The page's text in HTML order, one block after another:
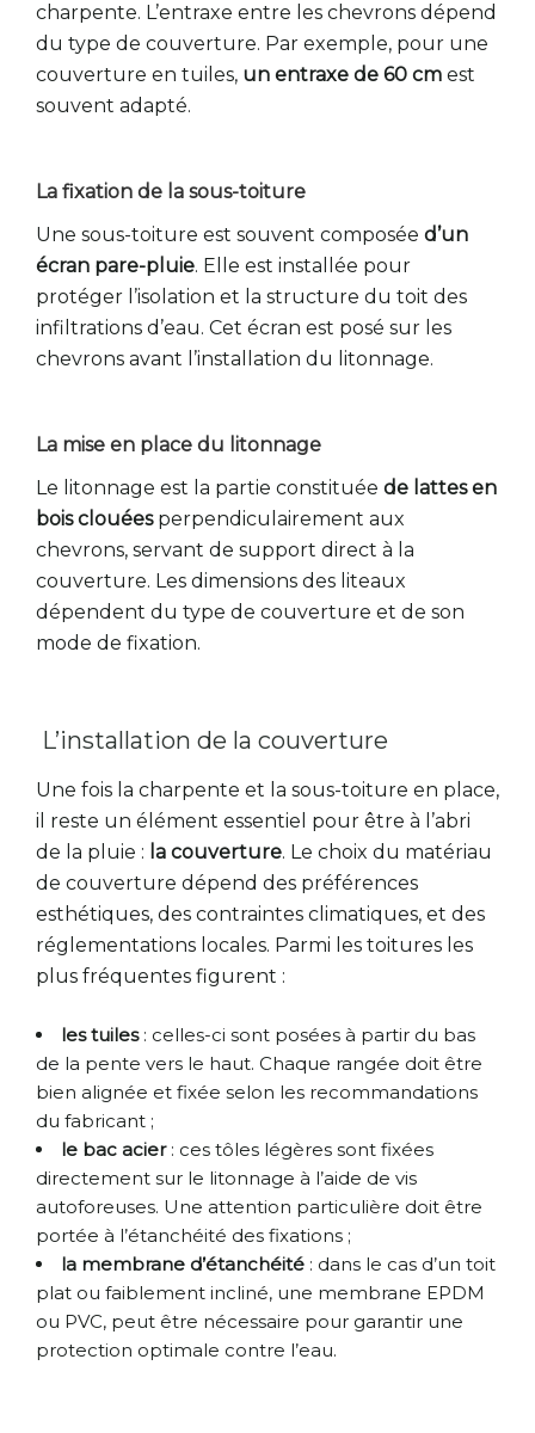
charpente. L’entraxe entre les chevrons dépend
du type de couverture. Par exemple, pour une
couverture en tuiles, un entraxe de 60 cm est
souvent adapté.
La fixation de la sous-toiture
Une sous-toiture est souvent composée d’un
écran pare-pluie. Elle est installée pour
protéger l’isolation et la structure du toit des
infiltrations d’eau. Cet écran est posé sur les
chevrons avant l’installation du litonnage.
La mise en place du litonnage
Le litonnage est la partie constituée de lattes en
bois clouéesperpendiculairement aux
chevrons, servant de support direct à la
couverture. Les dimensions des liteaux
dépendent du type de couverture et de son
mode de fixation.
L’installation de la couverture
Une fois la charpente et la sous-toiture en place,
il reste un élément essentiel pour être à l’abri
de la pluie : la couverture. Le choix du matériau
de couverture dépend des préférences
esthétiques, des contraintes climatiques, et des
réglementations locales. Parmi les toitures les
plus fréquentes figurent :
les tuiles: celles-ci sont posées à partir du bas
de la pente vers le haut. Chaque rangée doit être
bien alignée et fixée selon les recommandations
du fabricant ;
le bac acier: ces tôles légères sont fixées
directement sur le litonnage à l’aide de vis
autoforeuses. Une attention particulière doit être
portée à l’étanchéité des fixations ;
la membrane d’étanchéité : dans le cas d’un toit
plat ou faiblement incliné, une membrane EPDM
ou PVC, peut être nécessaire pour garantir une
protection optimale contre l’eau.